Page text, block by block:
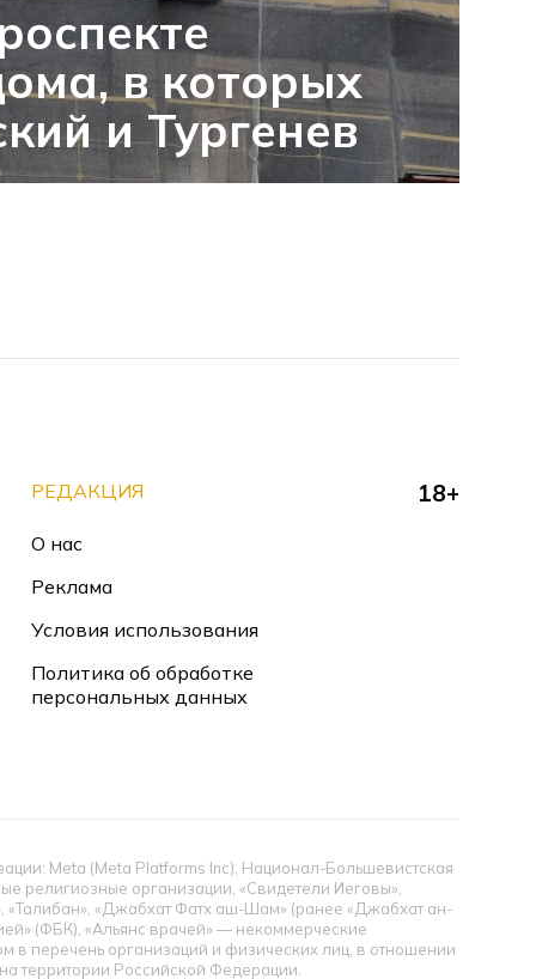
в которых
и Тургенев
РЕДАКЦИЯ
О нас
Реклама
Условия использования
Политика об обработке
персональных данных
18+
Meta (Meta Platforms Inc), Национал-Большевистская
религиозные организации, «Свидетели Иеговы»,
«Талибан», «Джабхат Фатх аш-Шам» (ранее «Джабхат ан-
(ФБК), «Альянс врачей» — некоммерческие
перечень организаций и физических лиц, в отношении
территории Российской Федерации.